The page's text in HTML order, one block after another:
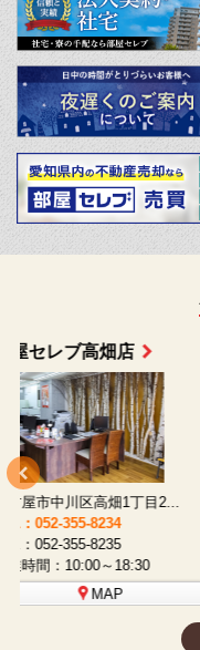
部屋セレブ上小田井店
名古屋市西区八筋町277 ...
TEL：052-508-5933
FAX：052-508-5930
営業時間：10:00～18:30